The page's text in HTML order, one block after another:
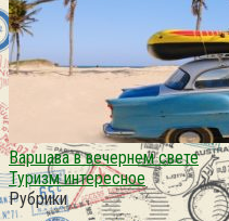
Варшава в вечернем свете
Туризм интересное
Рубрики